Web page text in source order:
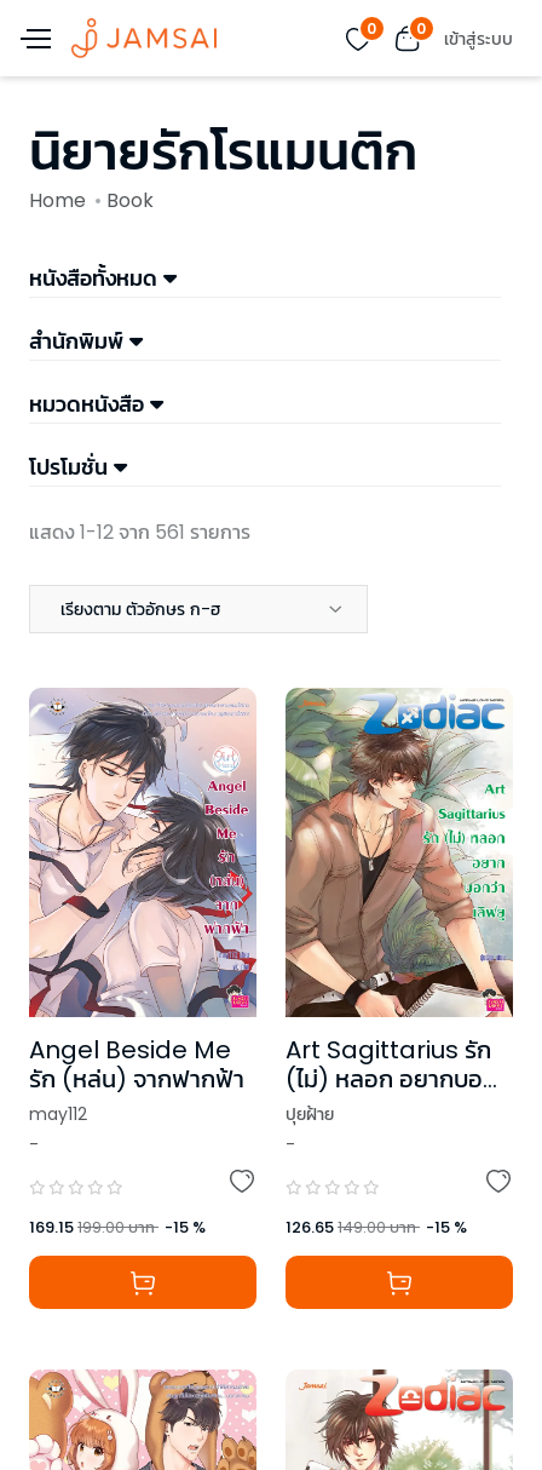
0 0 เข้าสู่ระบบ
นิยายรักโรแมนติก
Home Book
หนังสือทั้งหมด
สำนักพิมพ์
หมวดหนังสือ
โปรโมชั่น
แสดง 1-12 จาก 561 รายการ
เรียงตาม ตัวอักษร ก-ฮ
Angel Beside Me
รัก (หล่น) จากฟากฟ้า
may112
-
169.15199.00บาท -15 %
Art Sagittarius รัก
(ไม่) หลอก อยากบอ
กว่าเลิฟยู ชุด Prince
of Zodiac
ปุยฝ้าย
-
126.65149.00บาท -15 %